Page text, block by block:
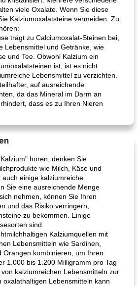
viele Oxalate. Wenn Sie diese
Kalziumoxalatsteine ​​vermeiden. Zu
trägt zu Calciumoxalat-Steinen bei,
Lebensmittel und Getränke, wie
und Tee. Obwohl Kalzium ein
ist, ist es nicht
Lebensmittel zu verzichten.
auf ausreichende
da das Mineral im Darm an
dass es zu Ihren Nieren
hören, denken Sie
wie Milch, Käse und
einige kalziumreiche
Sie eine ausreichende Menge
nehmen, können Sie Ihren
und das Risiko verringern,
​​zu bekommen. Einige
sind:
Kalziumquellen mit
Lebensmitteln wie Sardinen,
Orangen kombinieren, um Ihren
1.000 bis 1.200 Milligramm pro Tag
kalziumreichen Lebensmitteln zur
oxalathaltigen Lebensmitteln kann